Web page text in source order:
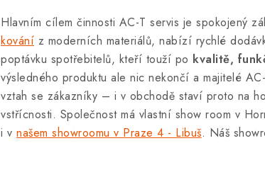
Hlavním cílem činnosti AC-T servis je spokojený
kování z moderních materiálů, nabízí rychlé
poptávku spotřebitelů, kteří touží po kvalitě,
výsledného produktu ale nic nekončí a majitelé
vztah se zákazníky – i v obchodě staví proto na
vstřícnosti. Společnost má vlastní show room v
i v našem showroomu v Praze 4 - Libuš. Náš